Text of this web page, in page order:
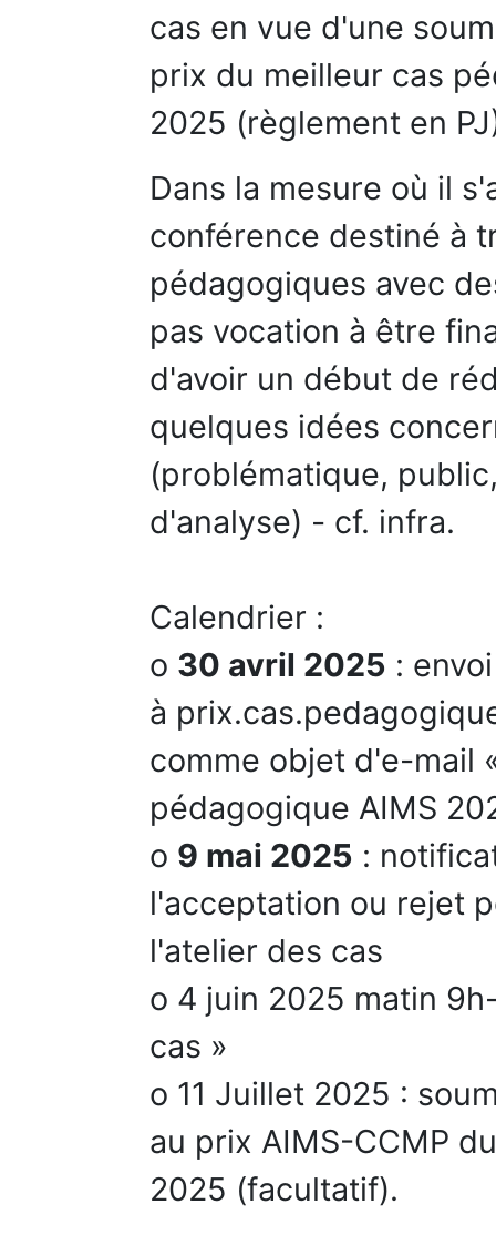
cas en vue d'une
prix du meilleur cas
2025 (règlement en
Dans la mesure où il
conférence destiné à
pédagogiques avec
pas vocation à être
d'avoir un début de
quelques idées
(problématique,
d'analyse) - cf. infra.
Calendrier :
o 30 avril 2025 :
à
comme objet d'e-mail
pédagogique AIMS
o 9 mai 2025 :
l'acceptation ou rejet
l'atelier des cas
o 4 juin 2025 matin
cas »
o 11 Juillet 2025 :
au prix AIMS-CCMP
2025 (facultatif).